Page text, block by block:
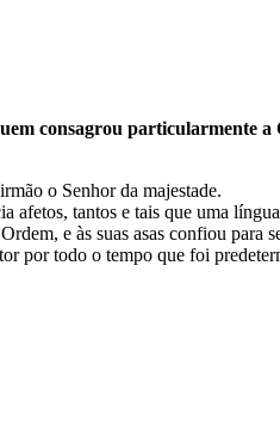
consagrou particularmente a
o Senhor da majestade.
afetos, tantos e tais que uma
e às suas asas confiou para
por todo o tempo que foi